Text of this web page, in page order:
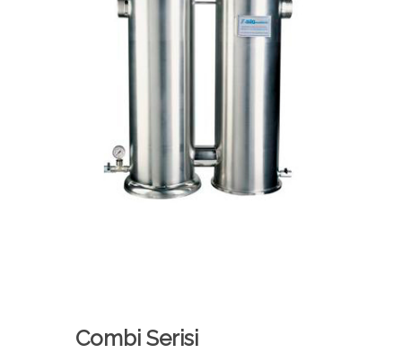
Combi Serisi